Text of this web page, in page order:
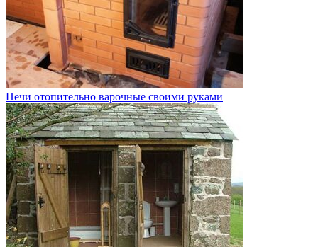
Печи отопительно варочные своими руками